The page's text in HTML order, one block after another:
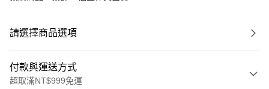
請選擇商品選項
付款與運送方式
超取滿NT$999免運